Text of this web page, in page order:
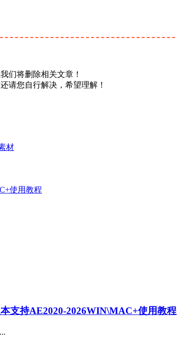
们将删除相关文章！
请您自行解决，希望理解！
材
支持AE2020-2026WIN\MAC+使用教程